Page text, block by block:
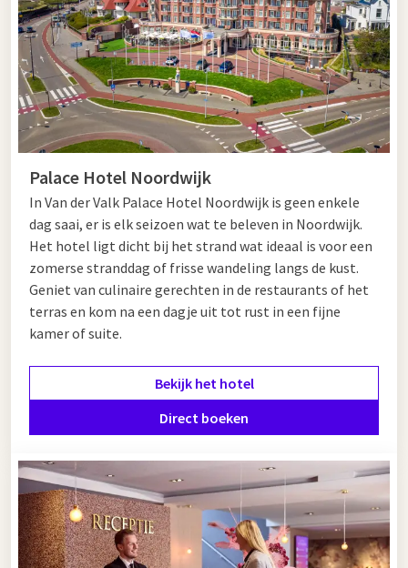
Palace Hotel Noordwijk
In Van der Valk Palace Hotel Noordwijk is geen enkele
dag saai, er is elk seizoen wat te beleven in Noordwijk.
Het hotel ligt dicht bij het strand wat ideaal is voor een
zomerse stranddag of frisse wandeling langs de kust.
Geniet van culinaire gerechten in de restaurants of het
terras en kom na een dagje uit tot rust in een fijne
kamer of suite.
Bekijk het hotel
Direct boeken